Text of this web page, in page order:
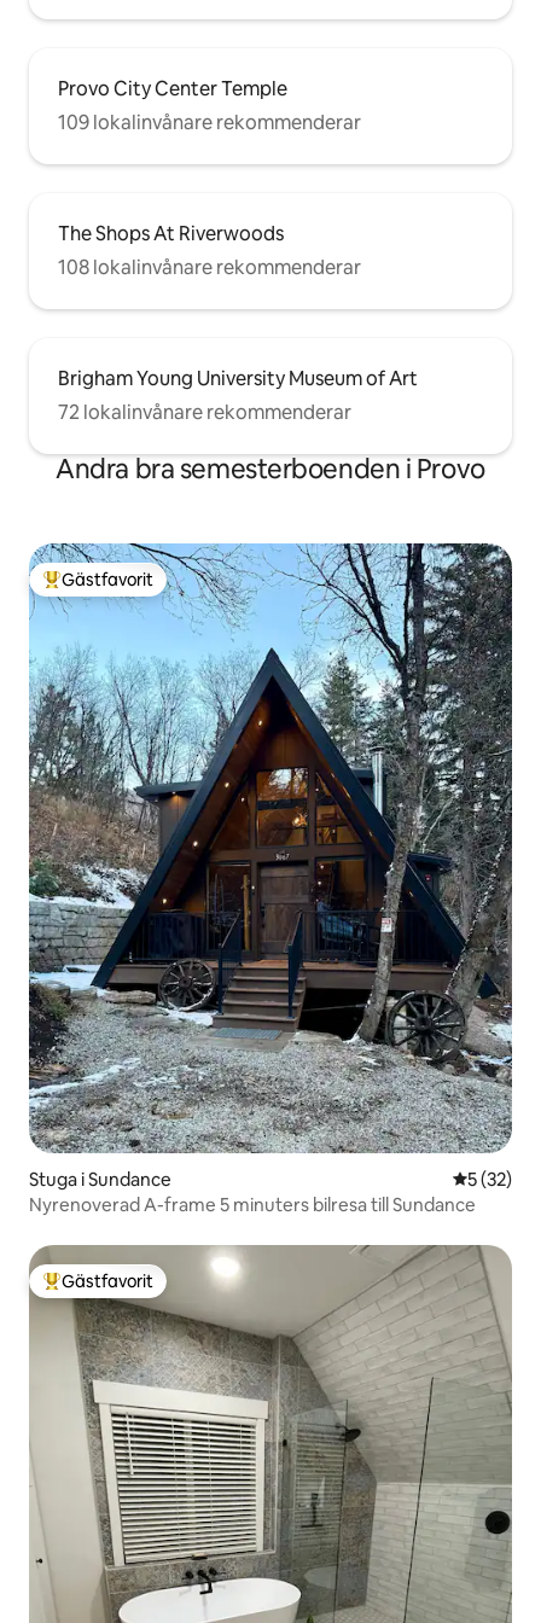
Provo City Center Temple
109 lokalinvånare rekommenderar
The Shops At Riverwoods
108 lokalinvånare rekommenderar
Brigham Young University Museum of Art
72 lokalinvånare rekommenderar
Andra bra semesterboenden i Provo
Populär gästfavorit
Gästfavorit
Stuga i Sundance 5 av 5 i
5 (32)
Nyrenoverad A-frame 5 minuters bilresa till Sundance
Populär gästfavorit
Gästfavorit